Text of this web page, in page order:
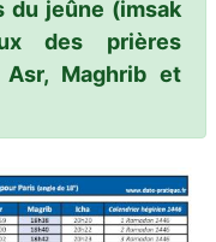
du jeûne (imsak
des prières
Asr, Maghrib et